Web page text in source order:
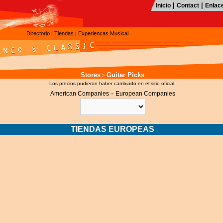
Inicio Contact
Directorio | Tiendas | Experiencas Musical
Stores > Guitar Picks
Los precios pudieron haber cambiado en el sitio oficial.
American Companies- European Companies
TIENDAS EUROPEAS